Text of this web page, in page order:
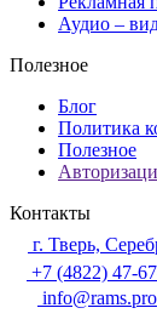
Аудио –
Полезное
Блог
Политика
Полезное
Контакты
г. Тверь,
+7 (4822) 47-
info@rams.pro